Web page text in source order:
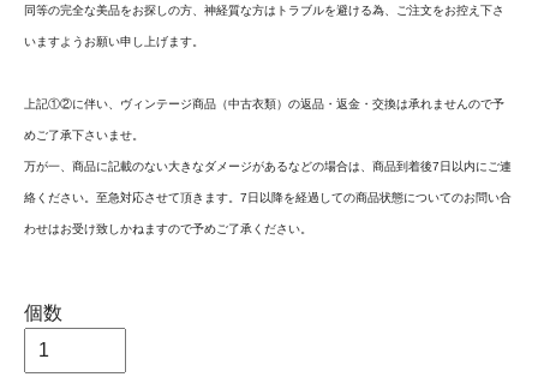
同等の完全な美品をお探しの方、神経質な方はトラブルを避ける為、ご注文をお控え下さ
いますようお願い申し上げます。
上記①②に伴い、ヴィンテージ商品（中古衣類）の返品・返金・交換は承れませんので予
めご了承下さいませ。
万が一、商品に記載のない大きなダメージがあるなどの場合は、商品到着後7日以内にご連
絡ください。至急対応させて頂きます。7日以降を経過しての商品状態についてのお問い合
わせはお受け致しかねますので予めご了承ください。
個数